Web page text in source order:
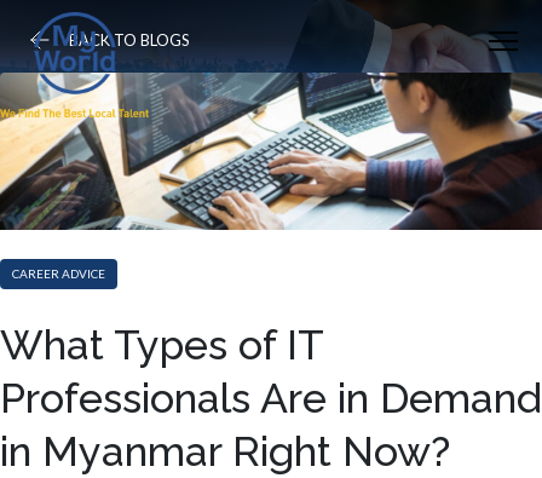
BACK TO BLOGS
CAREER ADVICE
What Types of IT
Professionals Are in Demand
in Myanmar Right Now?